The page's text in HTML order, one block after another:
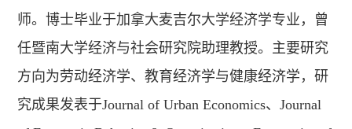
师。博士毕业于加拿大麦吉尔大学经济学专业，曾
任暨南大学经济与社会研究院助理教授。主要研究
方向为劳动经济学、教育经济学与健康经济学，研
究成果发表于Journal of Urban Economics、Journal